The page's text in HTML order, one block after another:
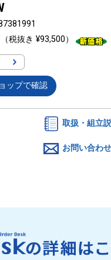
（税抜き ¥93,500）
ップで確認
取扱・組立
お問い合わせ